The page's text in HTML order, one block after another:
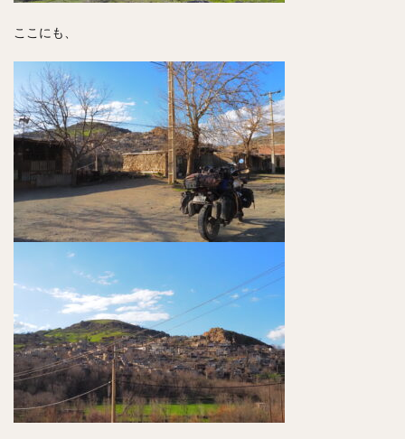
ここにも、